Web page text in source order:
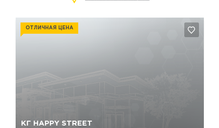
КГ HAPPY STREET
ОТЛИЧНАЯ ЦЕНА